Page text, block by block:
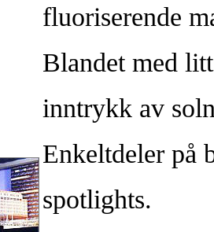
fluoriserende
Blandet med
inntrykk av
Enkeltdeler på
spotlights.